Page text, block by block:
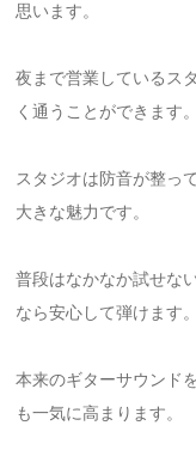
思います。
夜まで営業しているス
く通うことができます。
スタジオは防音が整っ
大きな魅力です。
普段はなかなか試せな
なら安心して弾けます。
本来のギターサウンド
も一気に高まります。